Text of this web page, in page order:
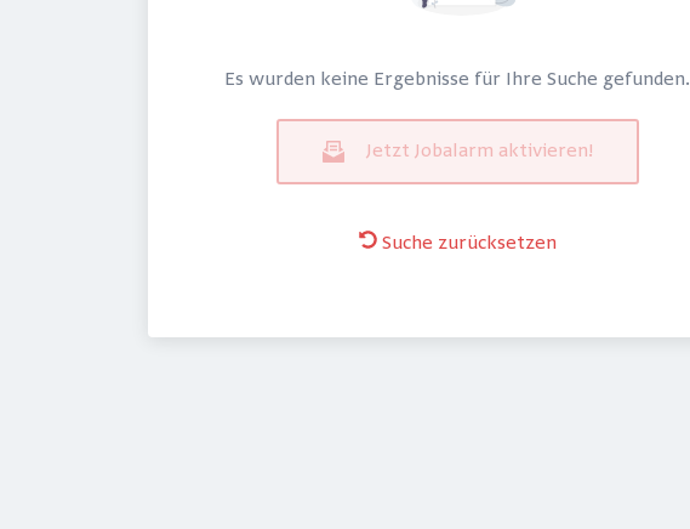
Es wurden keine Ergebnisse für Ihre Suche gefunden.
Jetzt Jobalarm aktivieren!
Suche zurücksetzen